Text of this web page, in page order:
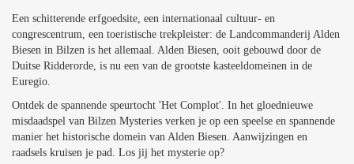
Een schitterende erfgoedsite, een internationaal cultuur- en
congrescentrum, een toeristische trekpleister: de Landcommanderij Alden
Biesen in Bilzen is het allemaal. Alden Biesen, ooit gebouwd door de
Duitse Ridderorde, is nu een van de grootste kasteeldomeinen in de
Euregio.
Ontdek de spannende speurtocht 'Het Complot'. In het gloednieuwe
misdaadspel van Bilzen Mysteries verken je op een speelse en spannende
manier het historische domein van Alden Biesen. Aanwijzingen en
raadsels kruisen je pad. Los jij het mysterie op?